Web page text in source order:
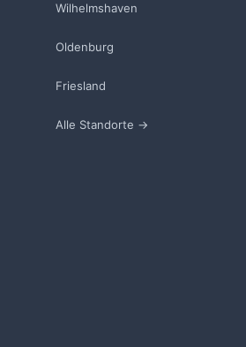
Wilhelmshaven
Oldenburg
Friesland
Alle Standorte →